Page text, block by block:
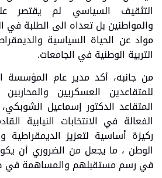
التثقيف السياسي لم يقتصر
والمواطنين بل تعداه الى الطلبة في
مواد عن الحياة السياسية
التربية الوطنية في الجامعات.
من جانبه، أكد مدير عام المؤسسة
للمتقاعدين العسكريين
المتقاعد الدكتور إسماعيل
الفعالة في الانتخابات النيابية
ركيزة أساسية لتعزيز الديمقراطية
الوطن ، ما يجعل من الضروري أن
في رسم مستقبلهم والمساهمة في